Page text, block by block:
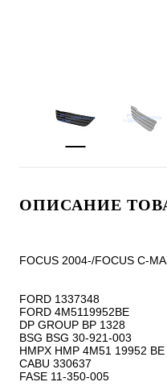
ОПИСАНИЕ
FOCUS 2004-/FOCUS C-
FORD 1337348
FORD 4M5119952BE
DP GROUP BP 1328
BSG BSG 30-921-003
HMPX HMP 4M51 19952 BE
CABU 330637
FASE 11-350-005